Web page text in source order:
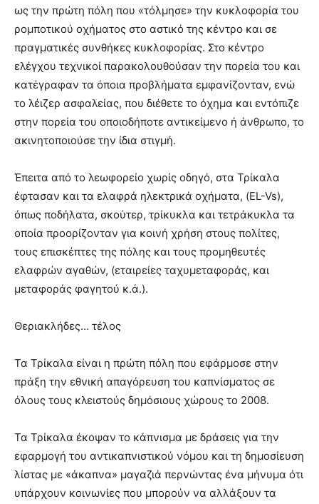
ως την πρώτη πόλη που «τόλμησε» την κυκλοφορία του
ρομποτικού οχήματος στο αστικό της κέντρο και σε
πραγματικές συνθήκες κυκλοφορίας. Στο κέντρο
ελέγχου τεχνικοί παρακολουθούσαν την πορεία του και
κατέγραφαν τα όποια προβλήματα εμφανίζονταν, ενώ
το λέιζερ ασφαλείας, που διέθετε το όχημα και εντόπιζε
στην πορεία του οποιοδήποτε αντικείμενο ή άνθρωπο, το
ακινητοποιούσε την ίδια στιγμή.
Έπειτα από το λεωφορείο χωρίς οδηγό, στα Τρίκαλα
έφτασαν και τα ελαφρά ηλεκτρικά οχήματα, (EL-Vs),
όπως ποδήλατα, σκούτερ, τρίκυκλα και τετράκυκλα τα
οποία προορίζονταν για κοινή χρήση στους πολίτες,
τους επισκέπτες της πόλης και τους προμηθευτές
ελαφρών αγαθών, (εταιρείες ταχυμεταφοράς, και
μεταφοράς φαγητού κ.ά.).
Θεριακλήδες… τέλος
Τα Τρίκαλα είναι η πρώτη πόλη που εφάρμοσε στην
πράξη την εθνική απαγόρευση του καπνίσματος σε
όλους τους κλειστούς δημόσιους χώρους το 2008.
Τα Τρίκαλα έκοψαν το κάπνισμα με δράσεις για την
εφαρμογή του αντικαπνιστικού νόμου και τη δημοσίευση
λίστας με «άκαπνα» μαγαζιά περνώντας ένα μήνυμα ότι
υπάρχουν κοινωνίες που μπορούν να αλλάξουν τα